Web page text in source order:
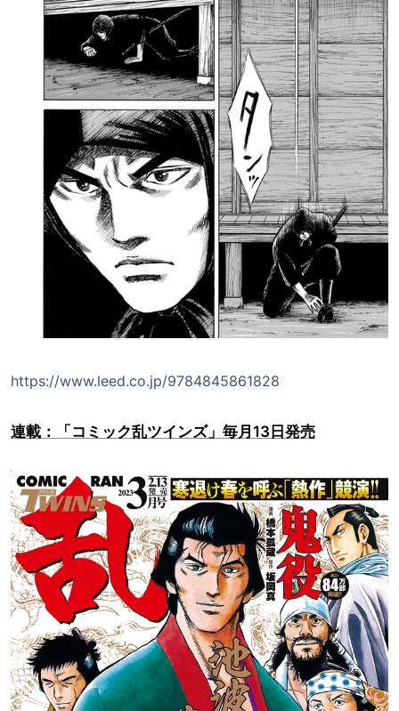
https://www.leed.co.jp/9784845861828
連載：「コミック乱ツインズ」毎月13日発売